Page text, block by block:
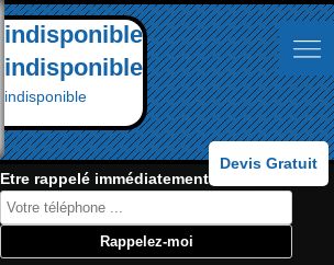
indisponible
indisponible
indisponible
Devis Gratuit
Etre rappelé immédiatement: